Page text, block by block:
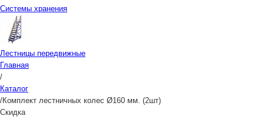
Системы хранения
Лестницы передвижные
Главная
/
Каталог
/Комплект лестничных колес Ø160 мм. (2шт)
Скидка